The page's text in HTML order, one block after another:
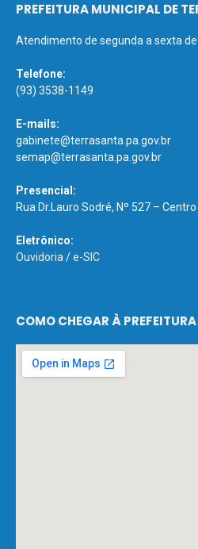
PREFEITURA MUNICIPAL DE
Atendimento de segunda a sexta de
Telefone:
(93) 3538-1149
E-mails:
gabinete@terrasanta.pa.gov.br
semap@terrasanta.pa.gov.br
Presencial:
Rua Dr.Lauro Sodré, Nº 527 –
Eletrônico:
Ouvidoria /e-SIC
COMO CHEGAR À PREFEITURA